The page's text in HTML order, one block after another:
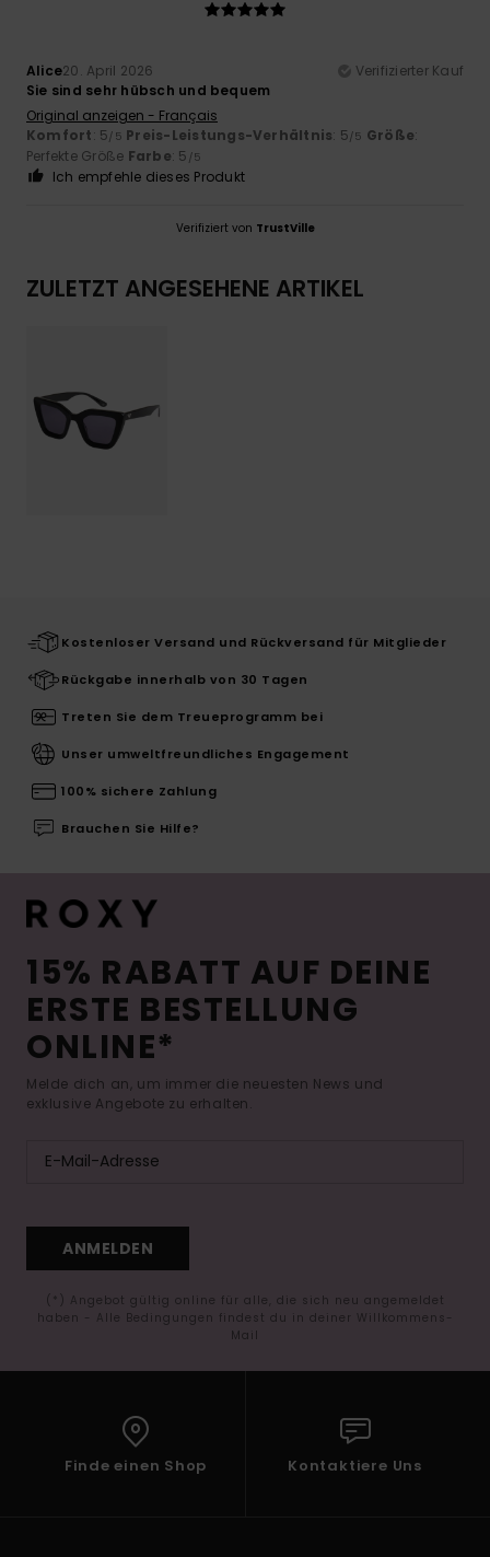
Alice20. April 2026
Verifizierter Kauf
Sie sind sehr hübsch und bequem
Original anzeigen - Français
Komfort: 5/5 Preis-Leistungs-Verhältnis: 5/5 Größe:
Perfekte Größe Farbe: 5 /5
Ich empfehle dieses Produkt
Verifiziert von TrustVille
ZULETZT ANGESEHENE ARTIKEL
Kostenloser Versand und Rückversand für Mitglieder
Rückgabe innerhalb von 30 Tagen
Treten Sie dem Treueprogramm bei
Unser umweltfreundliches Engagement
100% sichere Zahlung
Brauchen Sie Hilfe?
15% RABATT AUF DEINE
ERSTE BESTELLUNG
ONLINE*
Melde dich an, um immer die neuesten News und
exklusive Angebote zu erhalten.
ANMELDEN
(*) Angebot gültig online für alle, die sich neu angemeldet
haben - Alle Bedingungen findest du in deiner Willkommens-
Mail
Finde einen Shop Kontaktiere Uns